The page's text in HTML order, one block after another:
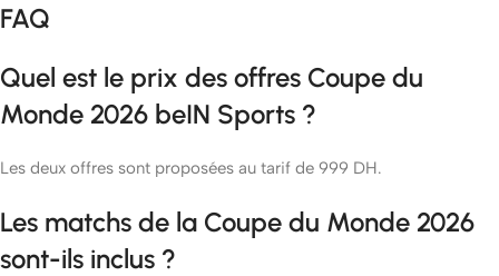
FAQ
Quel est le prix des offres Coupe du
Monde 2026 beIN Sports ?
Les deux offres sont proposées au tarif de 999 DH.
Les matchs de la Coupe du Monde 2026
sont-ils inclus ?